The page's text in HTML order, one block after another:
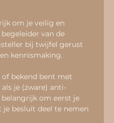
om je veilig en
van de
bij twijfel gerust
kennismaking.
je (zware) anti-
om eerst je
besluit deel te nemen